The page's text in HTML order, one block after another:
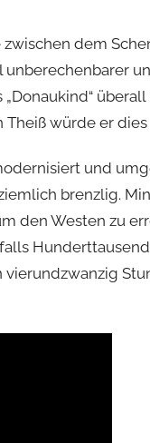
dem
unberechenbarer
würde er
und
brenzlig.
den Westen zu